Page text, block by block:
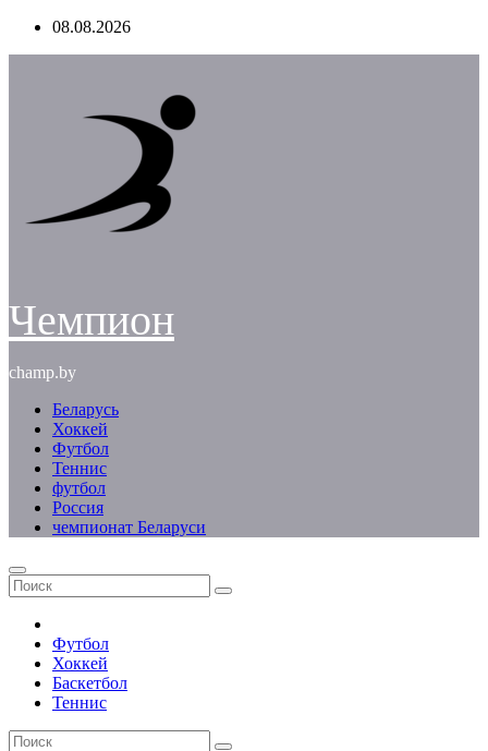
Перейти08.08.2026
Чемпион
champ.by
Беларусь
Хоккей
Футбол
Теннис
футбол
Россия
чемпионат Беларуси
Футбол
Хоккей
Баскетбол
Теннис